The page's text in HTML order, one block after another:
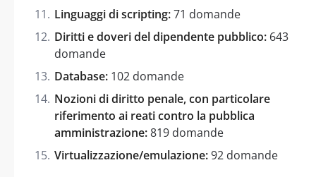
Linguaggi di scripting:71 domande
Diritti e doveri del dipendente pubblico: 643
domande
Database: 102 domande
Nozioni di diritto penale, con particolare
riferimento ai reati contro la pubblica
amministrazione:819 domande
Virtualizzazione/emulazione:92 domande